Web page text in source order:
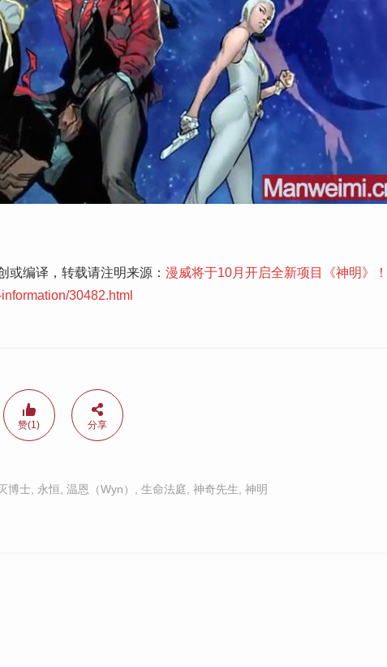
或编译，转载请注明来源： 漫威将于10月开启全新项目《神明》！
30482.html
赞(1) 分享
博士 永恒 温恩（Wyn） 生命法庭 神奇先生 神明